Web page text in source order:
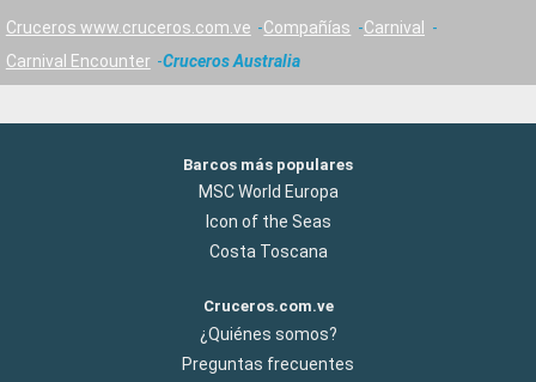
Cruceros www.cruceros.com.ve Compañías
Carnival
Carnival Encounter
Cruceros Australia
Barcos más populares
MSC World Europa
Icon of the Seas
Costa Toscana
Cruceros.com.ve
¿Quiénes somos?
Preguntas frecuentes